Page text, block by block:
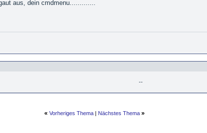
aus, dein cmdmenu.............
--
« Vorheriges Thema| Nächstes Thema »